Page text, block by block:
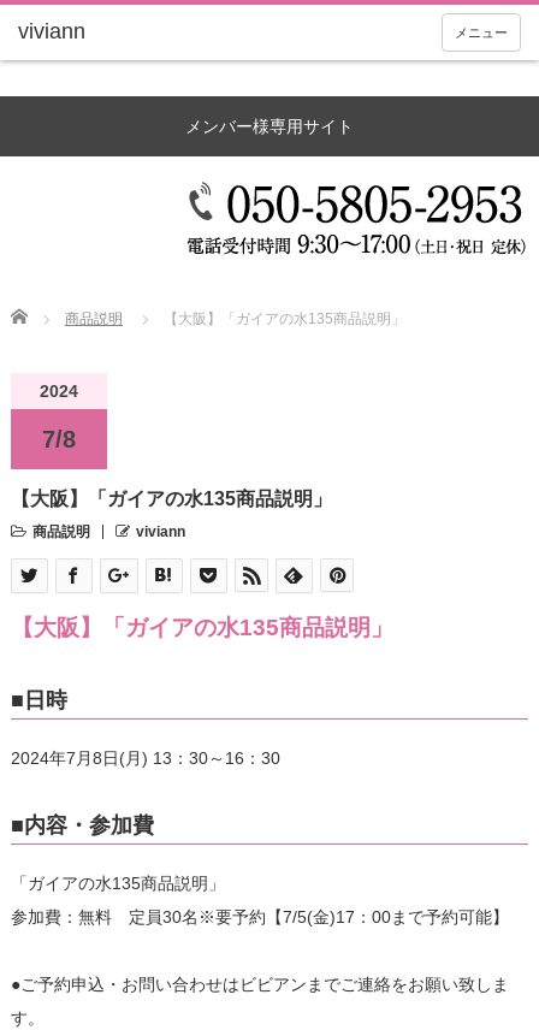
メニュー
メンバー様専用サイト
Home 商品説明 【大阪】「ガイアの水135商品説明」
2024
7/8
【大阪】「ガイアの水135商品説明」
商品説明 viviann
【大阪】「ガイアの水135商品説明」
■日時
2024年7月8日(月) 13：30～16：30
■内容・参加費
「ガイアの水135商品説明」
参加費：無料 定員30名※要予約【7/5(金)17：00まで予約可能】
●ご予約申込・お問い合わせはビビアンまでご連絡をお願い致しま
す。